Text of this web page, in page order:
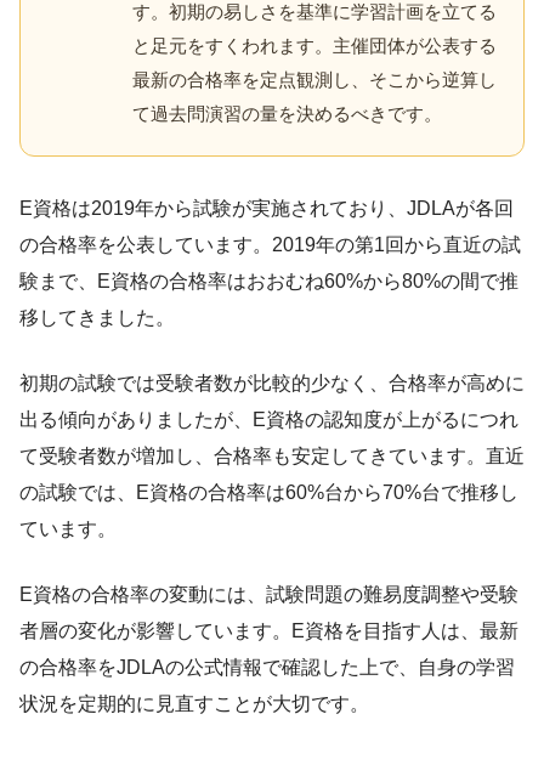
す。初期の易しさを基準に学習計画を立てる
と足元をすくわれます。主催団体が公表する
最新の合格率を定点観測し、そこから逆算し
て過去問演習の量を決めるべきです。
E資格は2019年から試験が実施されており、JDLAが各回
の合格率を公表しています。2019年の第1回から直近の試
験まで、E資格の合格率はおおむね60%から80%の間で推
移してきました。
初期の試験では受験者数が比較的少なく、合格率が高めに
出る傾向がありましたが、E資格の認知度が上がるにつれ
て受験者数が増加し、合格率も安定してきています。直近
の試験では、E資格の合格率は60%台から70%台で推移し
ています。
E資格の合格率の変動には、試験問題の難易度調整や受験
者層の変化が影響しています。E資格を目指す人は、最新
の合格率をJDLAの公式情報で確認した上で、自身の学習
状況を定期的に見直すことが大切です。